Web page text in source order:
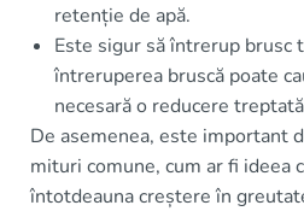
retenție de apă.
Este sigur să întrerup brusc
întreruperea bruscă poate
necesară o reducere
De asemenea, este important
mituri comune, cum ar fi ideea
întotdeauna creștere în